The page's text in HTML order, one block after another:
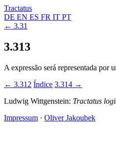
Tractatus
DE EN ES FR IT PT
← 3.31
3.313
A expressão será representada por
← 3.312 Índice 3.314 →
Ludwig Wittgenstein: Tractatus
Impressum · Oliver Jakoubek